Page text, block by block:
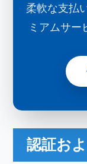
柔軟な支払
ミアムサ
認証お